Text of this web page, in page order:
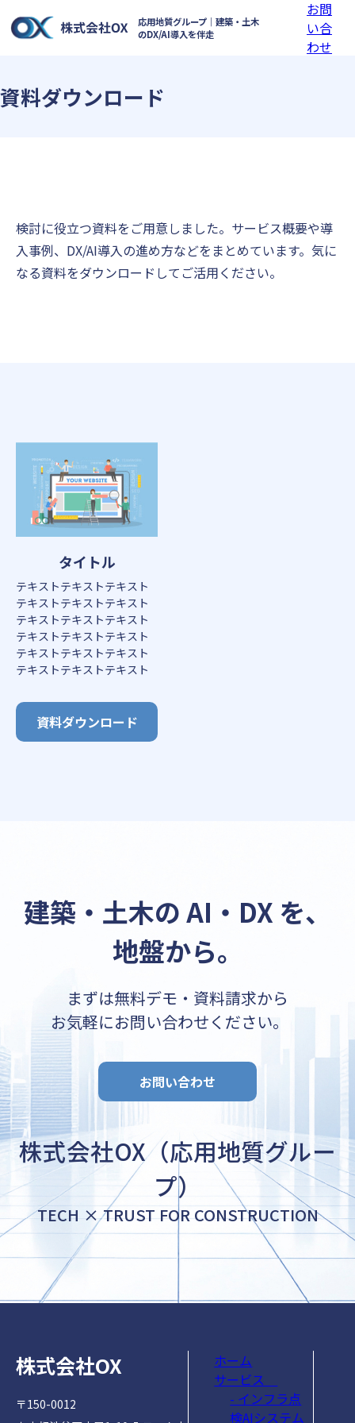
応用地質グループ｜建築・土木
のDX/AI導入を伴走
お問
い合
わせ
資料ダウンロード
検討に役立つ資料をご用意しました。サービス概要や導
入事例、DX/AI導入の進め方などをまとめています。気に
なる資料をダウンロードしてご活用ください。
タイトル
テキストテキストテキスト
テキストテキストテキスト
テキストテキストテキスト
テキストテキストテキスト
テキストテキストテキスト
テキストテキストテキスト
資料ダウンロード
建築・土木の AI・DX を、
地盤から。
まずは無料デモ・資料請求から
お気軽にお問い合わせください。
お問い合わせ
株式会社OX（応用地質グルー
プ）
TECH × TRUST FOR CONSTRUCTION
株式会社OX
〒150-0012
ホーム
サービス
- インフラ点
検AIシステム